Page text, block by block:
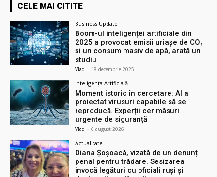
CELE MAI CITITE
Business Update
Boom-ul inteligenței artificiale din
2025 a provocat emisii uriașe de CO₂
și un consum masiv de apă, arată un
studiu
Vlad - 18 decembrie 2025
Inteligența Artificială
Moment istoric în cercetare: AI a
proiectat virusuri capabile să se
reproducă. Experții cer măsuri
urgente de siguranță
Vlad - 6 august 2026
Actualitate
Diana Șoșoacă, vizată de un denunț
penal pentru trădare. Sesizarea
invocă legături cu oficiali ruși și